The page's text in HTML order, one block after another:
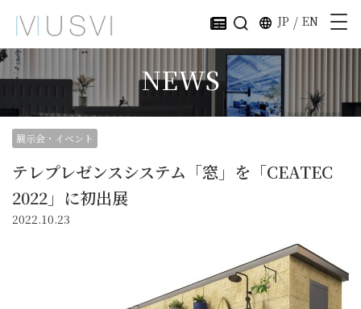
JP / EN
NEWS
展示会・イベント
テレプレゼンスシステム「窓」を「CEATEC
2022」に初出展
2022.10.23